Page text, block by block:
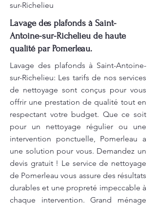
sur-Richelieu
Lavage des plafonds à Saint-
Antoine-sur-Richelieu de haute
qualité par Pomerleau.
Lavage des plafonds à Saint-Antoine-
sur-Richelieu: Les tarifs de nos services
de nettoyage sont conçus pour vous
offrir une prestation de qualité tout en
respectant votre budget. Que ce soit
pour un nettoyage régulier ou une
intervention ponctuelle, Pomerleau a
une solution pour vous. Demandez un
devis gratuit ! Le service de nettoyage
de Pomerleau vous assure des résultats
durables et une propreté impeccable à
chaque intervention. Grand ménage